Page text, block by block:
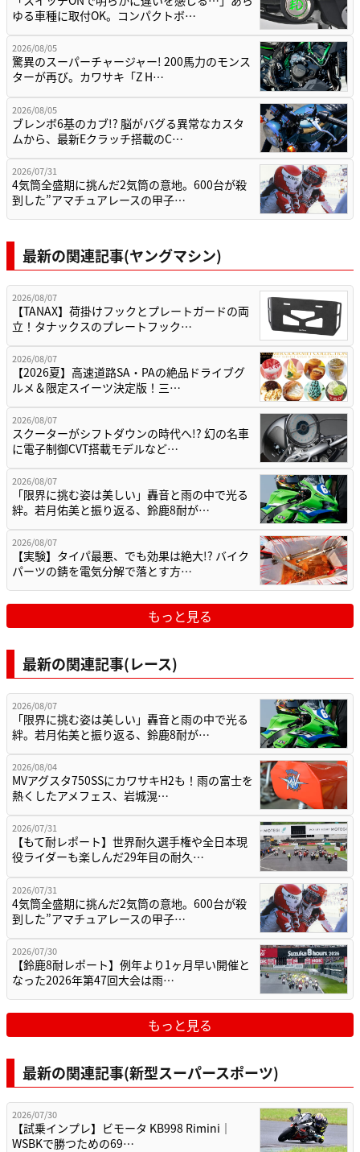
ゆる車種に取付OK。コンパクトボ…
2026/08/05
驚異のスーパーチャージャー! 200馬力のモンス
ターが再び。カワサキ「Z H…
2026/08/05
ブレンボ6基のカブ!? 脳がバグる異常なカスタ
ムから、最新Eクラッチ搭載のC…
2026/07/31
4気筒全盛期に挑んだ2気筒の意地。600台が殺
到した”アマチュアレースの甲子…
最新の関連記事(ヤングマシン)
2026/08/07
【TANAX】荷掛けフックとプレートガードの両
立！タナックスのプレートフック…
2026/08/07
【2026夏】高速道路SA・PAの絶品ドライブグ
ルメ＆限定スイーツ決定版！三…
2026/08/07
スクーターがシフトダウンの時代へ!? 幻の名車
に電子制御CVT搭載モデルなど…
2026/08/07
「限界に挑む姿は美しい」轟音と雨の中で光る
絆。若月佑美と振り返る、鈴鹿8耐が…
2026/08/07
【実験】タイパ最悪、でも効果は絶大!? バイク
パーツの錆を電気分解で落とす方…
もっと見る
最新の関連記事(レース)
2026/08/07
「限界に挑む姿は美しい」轟音と雨の中で光る
絆。若月佑美と振り返る、鈴鹿8耐が…
2026/08/04
MVアグスタ750SSにカワサキH2も！雨の富士を
熱くしたアメフェス、岩城滉…
2026/07/31
【もて耐レポート】世界耐久選手権や全日本現
役ライダーも楽しんだ29年目の耐久…
2026/07/31
4気筒全盛期に挑んだ2気筒の意地。600台が殺
到した”アマチュアレースの甲子…
2026/07/30
【鈴鹿8耐レポート】例年より1ヶ月早い開催と
なった2026年第47回大会は雨…
もっと見る
最新の関連記事(新型スーパースポーツ)
2026/07/30
【試乗インプレ】ビモータ KB998 Rimini｜
WSBKで勝つための69…